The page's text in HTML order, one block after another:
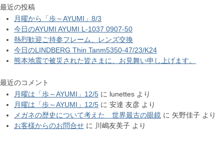
最近の投稿
月曜から「歩～AYUMI」8/3
今日のAYUMI AYUMI L-1037 0907-50
熱烈歓迎ご持参フレーム、レンズ交換
今日のLINDBERG Thin Tanm5350-47/23/K24
熊本地震で被災された皆さまに、お見舞い申し上げます。
最近のコメント
月曜は「歩～AYUMI」12/5 に lunettes より
月曜は「歩～AYUMI」12/5 に 安達 友彦 より
メガネの歴史について考えた 世界最古の眼鏡 に 矢野佳子 より
お客様からのお問合せ に 川嶋友美子 より